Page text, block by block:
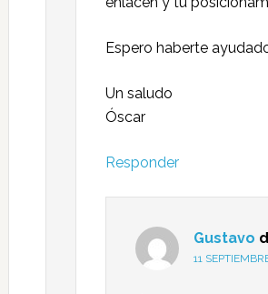
Espero haberte
Un saludo
Óscar
Responder
Gustavo
11